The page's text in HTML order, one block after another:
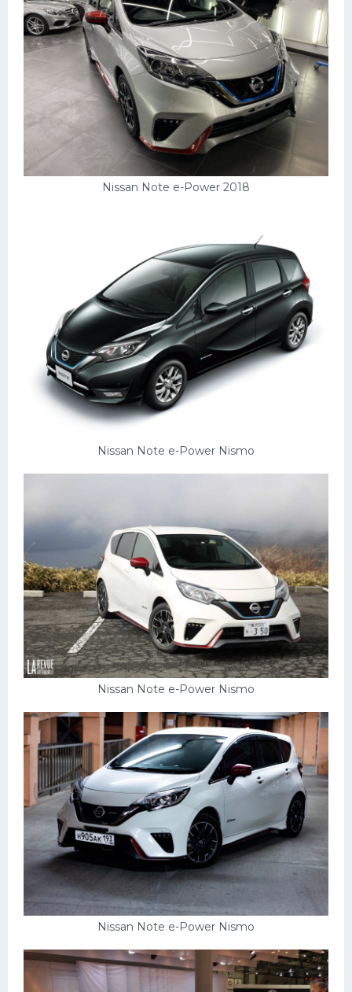
Nissan Note e-Power 2018
Nissan Note e-Power Nismo
Nissan Note e-Power Nismo
Nissan Note e-Power Nismo
Феррари
Поезда
Ямаха